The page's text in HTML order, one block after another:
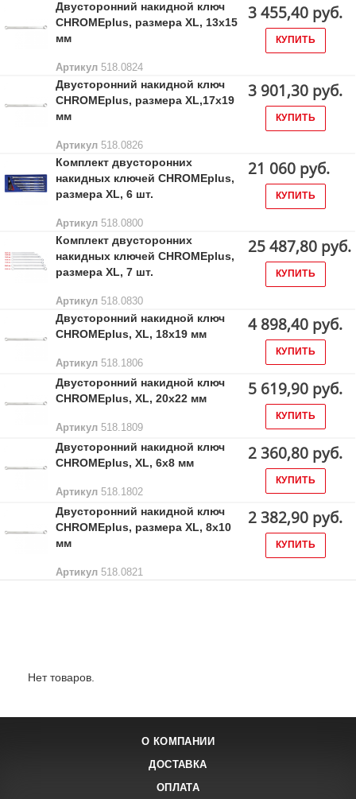
Двусторонний накидной ключ
CHROMEplus, размера XL, 13х15
мм
Артикул 518.0824
3 455,40 руб.
КУПИТЬ
Двусторонний накидной ключ
CHROMEplus, размера XL,17х19
мм
Артикул 518.0826
3 901,30 руб.
КУПИТЬ
Комплект двусторонних
накидных ключей CHROMEplus,
размера XL, 6 шт.
Артикул 518.0800
21 060 руб.
КУПИТЬ
Комплект двусторонних
накидных ключей CHROMEplus,
размера XL, 7 шт.
Артикул 518.0830
25 487,80 руб.
КУПИТЬ
Двусторонний накидной ключ
CHROMEplus, XL, 18x19 мм
Артикул 518.1806
4 898,40 руб.
КУПИТЬ
Двусторонний накидной ключ
CHROMEplus, XL, 20x22 мм
Артикул 518.1809
5 619,90 руб.
КУПИТЬ
Двусторонний накидной ключ
CHROMEplus, XL, 6x8 мм
Артикул 518.1802
2 360,80 руб.
КУПИТЬ
Двусторонний накидной ключ
CHROMEplus, размера XL, 8х10
мм
Артикул 518.0821
2 382,90 руб.
КУПИТЬ
Нет товаров.
О КОМПАНИИ
ДОСТАВКА
ОПЛАТА